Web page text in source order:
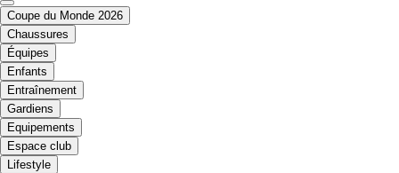
Coupe du Monde 2026
Chaussures
Équipes
Enfants
Entraînement
Gardiens
Equipements
Espace club
Lifestyle